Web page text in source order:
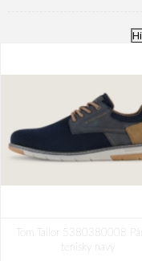
Tom Tailor 5380380008
tenisky navy